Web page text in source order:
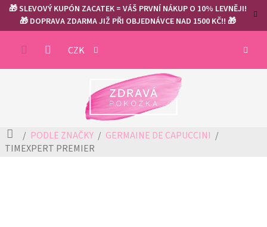
Přejít
obsah
🎁 SLEVOVÝ KUPÓN ZACATEK = VÁŠ PRVNÍ NÁKUP O 10% LEVNĚJI!
🎁 DOPRAVA ZDARMA JIŽ PŘI OBJEDNÁVCE NAD 1500 KČ!! 🎁
CZK
DomůPODLE ZNAČKY
GERMAINE DE CAPUCCINI
TIMEXPERT PREMIER